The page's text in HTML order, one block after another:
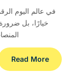
في عالم اليوم
خيارًا، بل
Read More